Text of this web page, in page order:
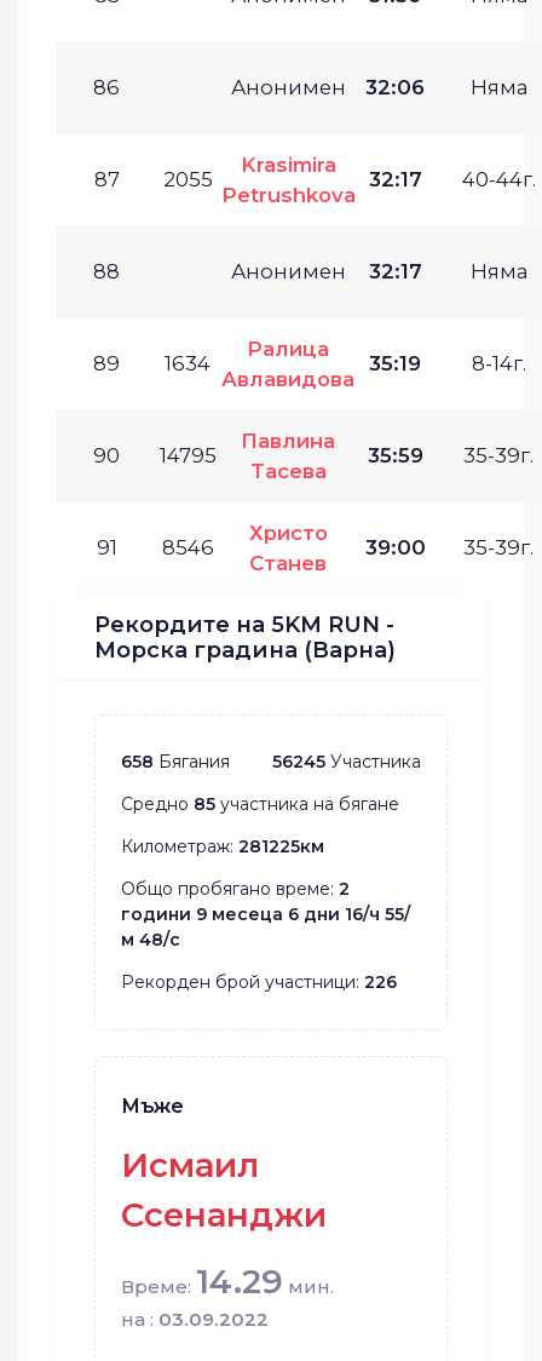
86 Анонимен 32:06 Няма
87 2055
Krasimira
Petrushkova
32:17 40-44г.
88 Анонимен 32:17 Няма
89 1634
Ралица
Авлавидова
35:19 8-14г.
90 14795
Павлина
Тасева
35:59 35-39г.
91 8546
Христо
Станев
39:00 35-39г.
Рекордите на 5KM RUN -
Морска градина (Варна)
658 Бягания 56245 Участника
Средно 85 участника на бягане
Километраж: 281225км
Общо пробягано време: 2
години 9 месеца 6 дни 16/ч 55/
м 48/с
Рекорден брой участници: 226
Мъже
Исмаил
Ссенанджи
Време: 14.29 мин.
на : 03.09.2022